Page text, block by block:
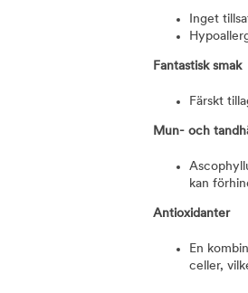
Inget
Fantastisk smak
Färskt
Mun- och
kan
Antioxidanter
En
celler,